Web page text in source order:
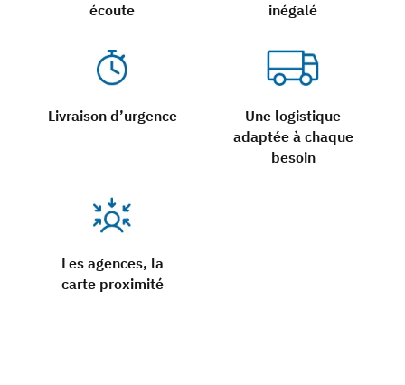
écoute
inégalé
Livraison d’urgence
Une logistique
adaptée à chaque
besoin
Les agences, la
carte proximité